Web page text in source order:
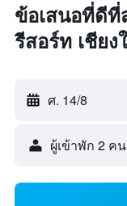
ข้อเสนอที่ดี
รีสอร์ท เชียง
ศ. 14/8
ผู้เข้าพัก 2 ค